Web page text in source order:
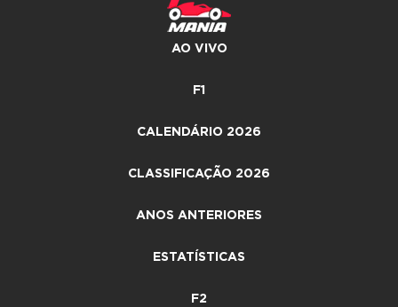
AO VIVO
F1
CALENDÁRIO 2026
CLASSIFICAÇÃO 2026
ANOS ANTERIORES
ESTATÍSTICAS
F2